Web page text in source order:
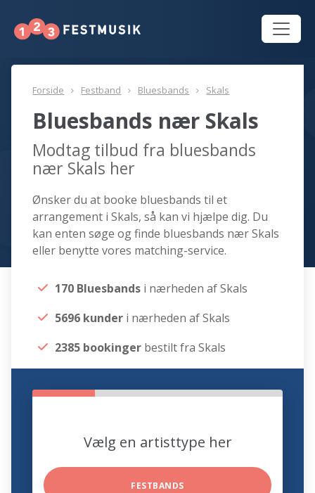
Forside Festband Bluesbands Skals
Bluesbands nær Skals
Modtag tilbud fra bluesbands
nær Skals her
Ønsker du at booke bluesbands til et
arrangement i Skals, så kan vi hjælpe dig. Du
kan enten søge og finde bluesbands nær Skals
eller benytte vores matching-service.
170 Bluesbands i nærheden af Skals
5696 kunder i nærheden af Skals
2385 bookinger bestilt fra Skals
Vælg en artisttype her
FESTBANDS